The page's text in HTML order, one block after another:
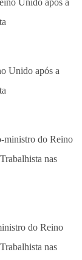
Unido após a
do Reino
nas